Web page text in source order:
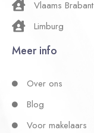
Vlaams Brabant
Limburg
Meer info
Over ons
Blog
Voor makelaars